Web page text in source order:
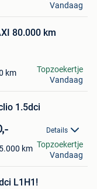
Vandaag
80.000 km
km
Topzoekertje
Vandaag
1.5dci
Details
km Topzoekertje
Vandaag
L1H1!